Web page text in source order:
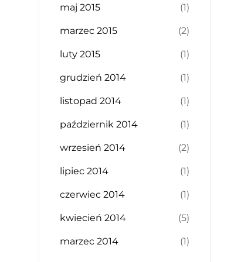
maj 2015 (1)
marzec 2015 (2)
luty 2015 (1)
grudzień 2014 (1)
listopad 2014 (1)
październik 2014 (1)
wrzesień 2014 (2)
lipiec 2014 (1)
czerwiec 2014 (1)
kwiecień 2014 (5)
marzec 2014 (1)